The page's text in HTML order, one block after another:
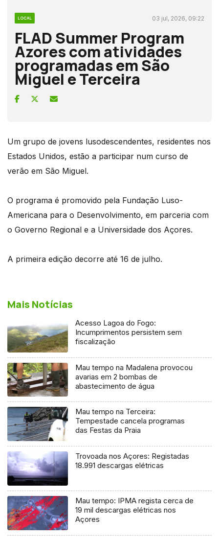
LOCAL 03 jul, 2026, 09:22
FLAD Summer Program
Azores com atividades
programadas em São
Miguel e Terceira
Um grupo de jovens lusodescendentes, residentes nos
Estados Unidos, estão a participar num curso de
verão em São Miguel.
O programa é promovido pela Fundação Luso-
Americana para o Desenvolvimento, em parceria com
o Governo Regional e a Universidade dos Açores.
A primeira edição decorre até 16 de julho.
Mais Notícias
Acesso Lagoa do Fogo:
Incumprimentos persistem sem
fiscalização
Mau tempo na Madalena provocou
avarias em 2 bombas de
abastecimento de água
Mau tempo na Terceira:
Tempestade cancela programas
das Festas da Praia
Trovoada nos Açores: Registadas
18.991 descargas elétricas
Mau tempo: IPMA regista cerca de
19 mil descargas elétricas nos
Açores